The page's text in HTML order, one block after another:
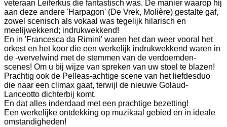
veteraan Leiferkus die fantastisch was. De manier waarop hij
aan deze andere 'Harpagon' (De Vrek, Molière) gestalte gaf,
zowel scenisch als vokaal was tegelijk hilarisch en
meelijwekkend; indrukwekkend!
En in 'Francesca da Rimini' waren het dan weer vooral het
orkest en het koor die een werkelijk indrukwekkend waren in
de -wervelwind met de stemmen van de verdoemden-
scenes! Om u bij wijze van spreken van uw stoel te blazen!
Prachtig ook de Pelleas-achtige scene van het liefdesduo
die naar een climax gaat, terwijl de nieuwe Golaud-
Lanceotto dichterbij komt.
En dat alles inderdaad met een prachtige bezetting!
Een werkelijke ontdekking op muzikaal gebied en in ideale
omstandigheden!